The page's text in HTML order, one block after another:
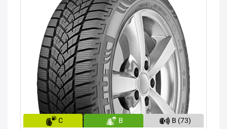
C B B (73)